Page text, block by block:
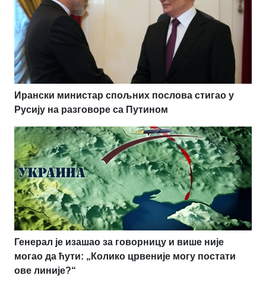
Ирански министар спољних послова стигао у
Русију на разговоре са Путином
Генерал је изашао за говорницу и више није
могао да ћути: „Колико црвеније могу постати
ове линије?“